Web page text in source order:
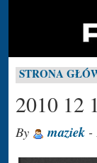
STRONA
2010 12
By maziek -